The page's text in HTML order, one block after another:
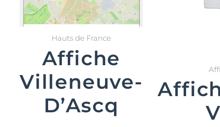
Hauts de France
Affiche
Villeneuve-
D’Ascq